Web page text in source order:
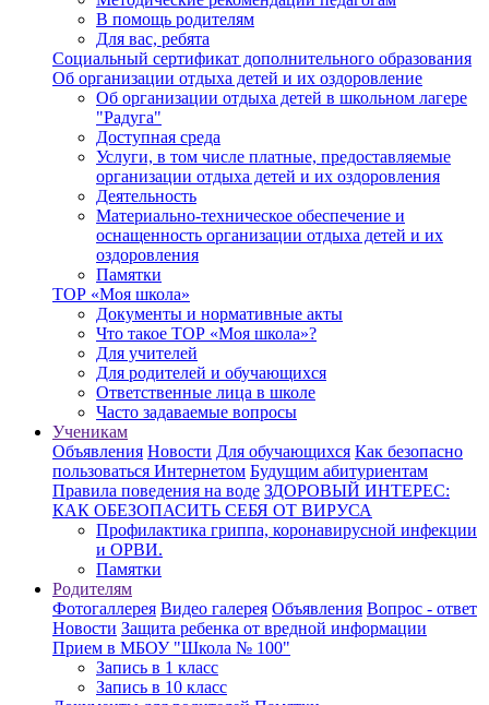
В помощь родителям
Для вас, ребята
Социальный сертификат дополнительного образования
Об организации отдыха детей и их оздоровление
Об организации отдыха детей в школьном лагере
"Радуга"
Доступная среда
Услуги, в том числе платные, предоставляемые
организации отдыха детей и их оздоровления
Деятельность
Материально-техническое обеспечение и
оснащенность организации отдыха детей и их
оздоровления
Памятки
ТОР «Моя школа»
Документы и нормативные акты
Что такое ТОР «Моя школа»?
Для учителей
Для родителей и обучающихся
Ответственные лица в школе
Часто задаваемые вопросы
Ученикам
Объявления Новости Для обучающихся Как безопасно
пользоваться Интернетом Будущим абитуриентам
Правила поведения на воде ЗДОРОВЫЙ ИНТЕРЕС:
КАК ОБЕЗОПАСИТЬ СЕБЯ ОТ ВИРУСА
Профилактика гриппа, коронавирусной инфекции
и ОРВИ.
Памятки
Родителям
Фотогаллерея Видео галерея Объявления Вопрос - ответ
Новости Защита ребенка от вредной информации
Прием в МБОУ "Школа № 100"
Запись в 1 класс
Запись в 10 класс